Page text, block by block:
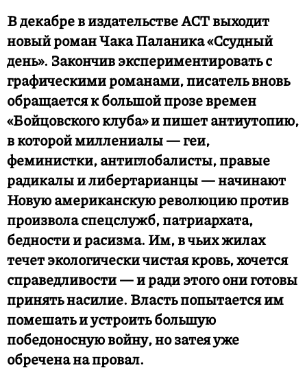
В декабре в издательстве АСТ выходит
новый роман Чака Паланика «Ссудный
день». Закончив экспериментировать с
графическими романами, писатель вновь
обращается к большой прозе времен
«Бойцовского клуба» и пишет антиутопию,
в которой миллениалы — геи,
феминистки, антиглобалисты, правые
радикалы и либертарианцы — начинают
Новую американскую революцию против
произвола спецслужб, патриархата,
бедности и расизма. Им, в чьих жилах
течет экологически чистая кровь, хочется
справедливости — и ради этого они готовы
принять насилие. Власть попытается им
помешать и устроить большую
победоносную войну, но затея уже
обречена на провал.